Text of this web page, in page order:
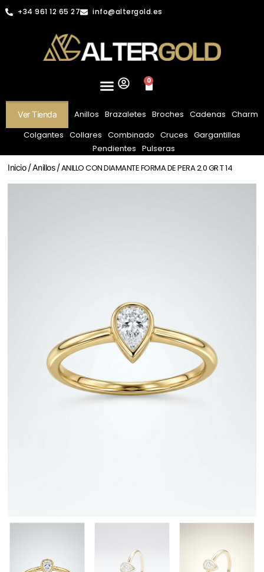
+34 961 12 65 27 info@altergold.es
0
Ver Tienda Anillos Brazaletes Broches Cadenas Charm
Colgantes Collares Combinado Cruces Gargantillas
Pendientes Pulseras
Inicio/Anillos/ ANILLO CON DIAMANTE FORMA DE PERA 2.0 GR T 14